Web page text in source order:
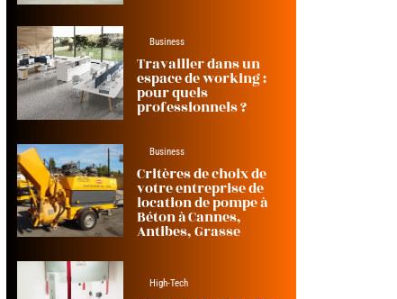
Business
Travailler dans un
espace de working :
pour quels
professionnels ?
Business
Critères de choix de
votre entreprise de
location de pompe à
Béton à Cannes,
Antibes, Grasse
High-Tech